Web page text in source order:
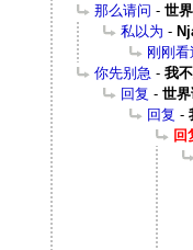
那么请问 - 世
私以为 -
刚刚
你先别急 - 我
回复 - 世界
回复 -
回